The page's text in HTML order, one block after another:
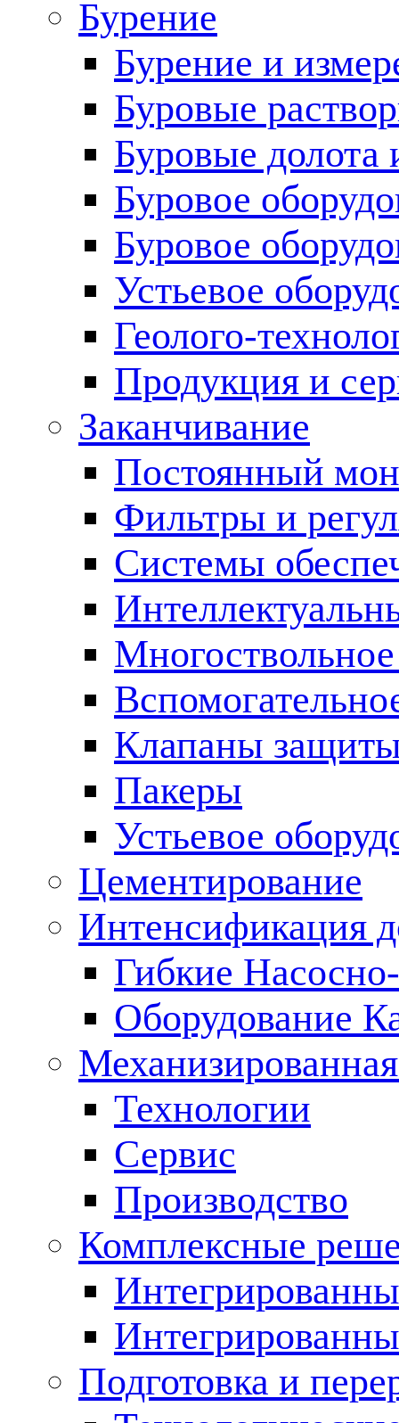
Бурение
Бурение и
Буровые
Буровые долота
Буровое
Буровое
Устьевое
Геолого-
Продукция и
Заканчивание
Постоянный
Фильтры и
Cистемы
Клапаны
Пакеры
Устьевое
Цементирование
Интенсификация
Гибкие
Оборудование
Технологии
Сервис
Производство
Комплексные
Подготовка и